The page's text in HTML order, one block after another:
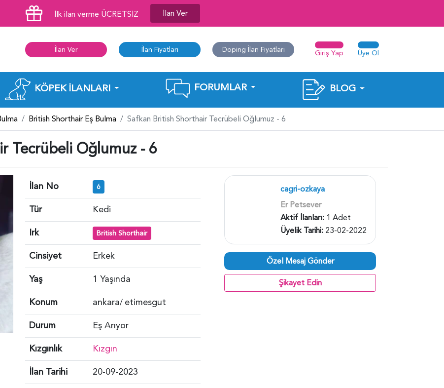
İlk ilan verme ÜCRETSİZ İlan Ver
İlan Ver İlan Fiyatları Doping İlan Fiyatları Giriş Yap Üye Ol
KÖPEK İLANLARI FORUMLAR BLOG
British Shorthair Eş Bulma Safkan British Shorthair Tecrübeli Oğlumuz - 6
Tecrübeli Oğlumuz - 6
İlan No 6
Tür
Kedi
Irk
British Shorthair
Cinsiyet
Erkek
Yaş
1 Yaşında
Konum
ankara/ etimesgut
Durum
Eş Arıyor
Kızgınlık
Kızgın
İlan Tarihi
20-09-2023
cagri-ozkaya
Er Petsever
Aktif İlanları: 1 Adet
Üyelik Tarihi: 23-02-2022
Özel Mesaj Gönder
Şikayet Edin